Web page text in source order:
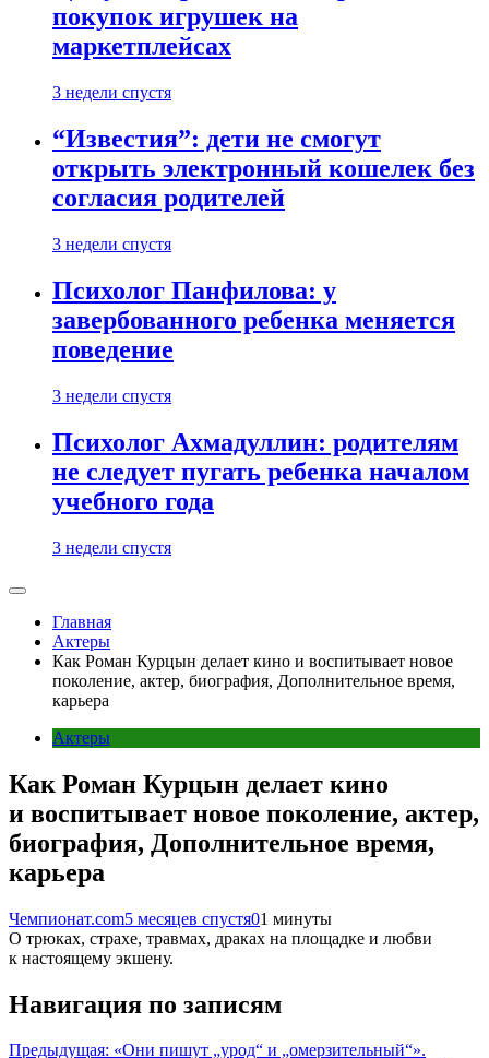
покупок игрушек на
маркетплейсах
3 недели спустя
“Известия”: дети не смогут
открыть электронный кошелек без
согласия родителей
3 недели спустя
Психолог Панфилова: у
завербованного ребенка меняется
поведение
3 недели спустя
Психолог Ахмадуллин: родителям
не следует пугать ребенка началом
учебного года
3 недели спустя
Главная
Актеры
Как Роман Курцын делает кино и воспитывает новое
поколение, актер, биография, Дополнительное время,
карьера
Актеры
Как Роман Курцын делает кино
и воспитывает новое поколение, актер,
биография, Дополнительное время,
карьера
Чемпионат.com5 месяцев спустя01 минуты
О трюках, страхе, травмах, драках на площадке и любви
к настоящему экшену.
Навигация по записям
Предыдущая: «Они пишут „урод“ и „омерзительный“».